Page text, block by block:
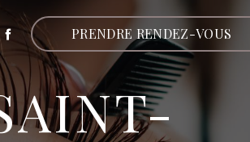
PRENDRE RENDEZ-VOUS